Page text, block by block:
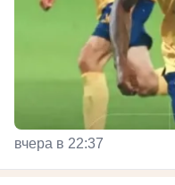
вчера в 22:37